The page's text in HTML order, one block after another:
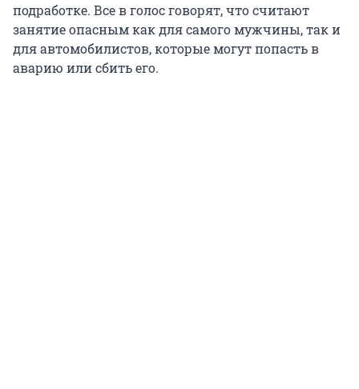
подработке. Все в голос говорят, что считают
занятие опасным как для самого мужчины, так и
для автомобилистов, которые могут попасть в
аварию или сбить его.